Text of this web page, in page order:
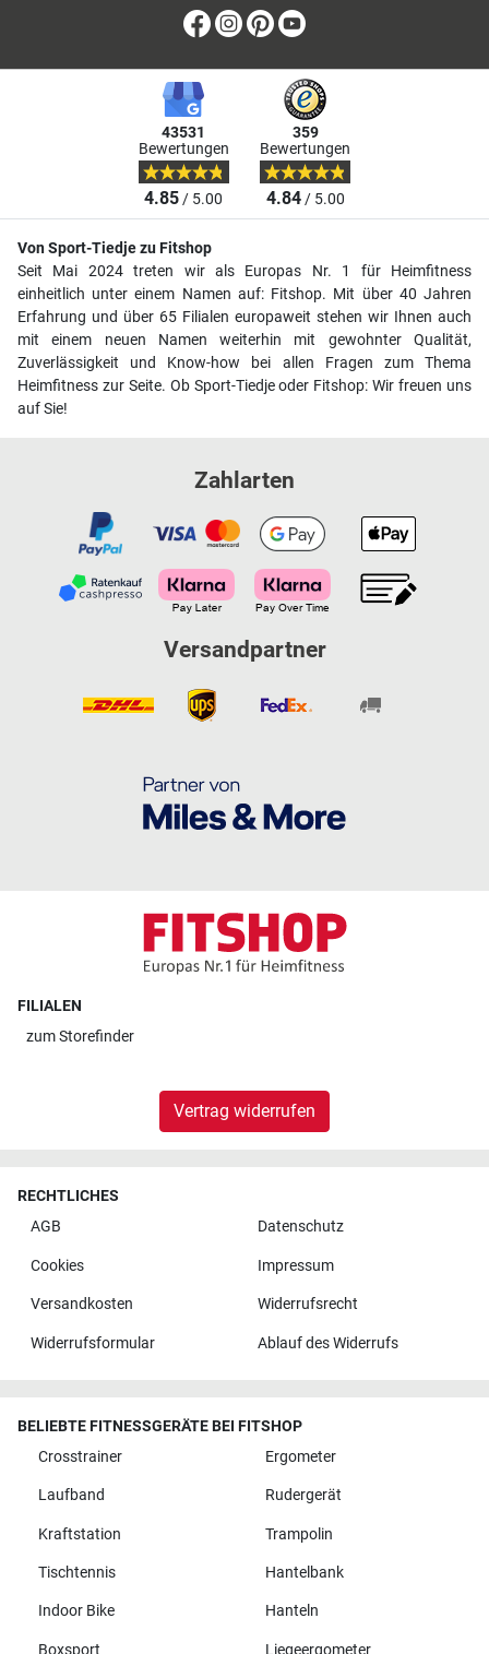
Facebook
Instagram
Pinterest
43531
Bewertungen
4.85/ 5.00
359
Bewertungen
4.84/ 5.00
Von Sport-Tiedje zu Fitshop
Seit Mai 2024 treten wir als Europas Nr. 1 für Heimfitness
einheitlich unter einem Namen auf: Fitshop. Mit über 40 Jahren
Erfahrung und über 65 Filialen europaweit stehen wir Ihnen auch
mit einem neuen Namen weiterhin mit gewohnter Qualität,
Zuverlässigkeit und Know-how bei allen Fragen zum Thema
Heimfitness zur Seite. Ob Sport-Tiedje oder Fitshop: Wir freuen uns
auf Sie!
Zahlarten
Versandpartner
FILIALEN
zumStorefinder
Vertrag widerrufen
RECHTLICHES
AGB
Datenschutz
Cookies Impressum
Versandkosten Widerrufsrecht
Widerrufsformular Ablauf des Widerrufs
BELIEBTE FITNESSGERÄTE BEI FITSHOP
Crosstrainer
Ergometer
Laufband Rudergerät
Kraftstation Trampolin
Tischtennis Hantelbank
Indoor Bike Hanteln
Boxsport Liegeergometer